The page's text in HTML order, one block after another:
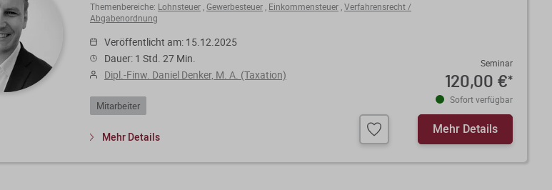
Themenbereiche: Lohnsteuer, Gewerbesteuer, Einkommensteuer, Verfahrensrecht /
Abgabenordnung
Veröffentlicht am: 15.12.2025
Dauer: 1 Std. 27 Min.
Dipl.-Finw. Daniel Denker, M. A. (Taxation)
Mitarbeiter
Mehr Details
Seminar
120,00 €*
Sofort verfügbar
Mehr Details